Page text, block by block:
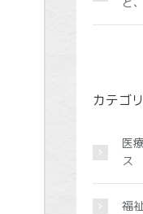
カテゴ
医
ス
福